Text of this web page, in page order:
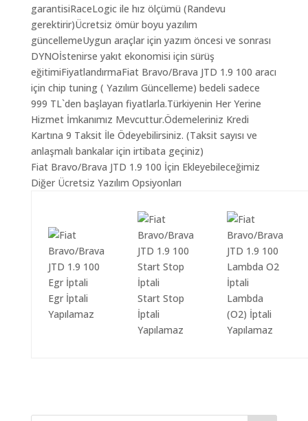
garantisiRaceLogic ile hız ölçümü (Randevu
gerektirir)Ücretsiz ömür boyu yazılım
güncellemeUygun araçlar için yazım öncesi ve sonrası
DYNOİstenirse yakıt ekonomisi için sürüş
eğitimiFiyatlandırmaFiat Bravo/Brava JTD 1.9 100 aracı
için chip tuning ( Yazılım Güncelleme) bedeli sadece
999 TL`den başlayan fiyatlarla.Türkiyenin Her Yerine
Hizmet İmkanımız Mevcuttur.Ödemeleriniz Kredi
Kartına 9 Taksit İle Ödeyebilirsiniz. (Taksit sayısı ve
anlaşmalı bankalar için irtibata geçiniz)
Fiat Bravo/Brava JTD 1.9 100 İçin Ekleyebileceğimiz
Diğer Ücretsiz Yazılım Opsiyonları
Egr İptali
Yapılamaz
Start Stop
İptali
Yapılamaz
Lambda
(O2) İptali
Yapılamaz